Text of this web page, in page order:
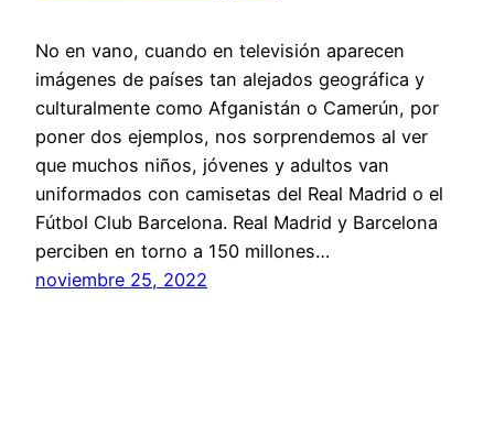
No en vano, cuando en televisión aparecen
imágenes de países tan alejados geográfica y
culturalmente como Afganistán o Camerún, por
poner dos ejemplos, nos sorprendemos al ver
que muchos niños, jóvenes y adultos van
uniformados con camisetas del Real Madrid o el
Fútbol Club Barcelona. Real Madrid y Barcelona
perciben en torno a 150 millones…
noviembre 25, 2022